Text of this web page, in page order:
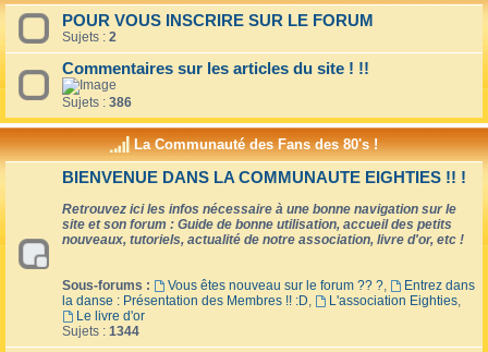
h
h
e
POUR VOUS INSCRIRE SUR LE FORUM
Sujets : 2
Commentaires sur les articles du site ! !!
Sujets : 386
La Communauté des Fans des 80's !
BIENVENUE DANS LA COMMUNAUTE EIGHTIES !! !
Retrouvez ici les infos nécessaire à une bonne navigation sur le
site et son forum : Guide de bonne utilisation, accueil des petits
nouveaux, tutoriels, actualité de notre association, livre d'or, etc !
Sous-forums : Vous êtes nouveau sur le forum ?? ?,
Entrez dans
la danse : Présentation des Membres !! :D, L'association Eighties,
Le livre d'or
Sujets : 1344